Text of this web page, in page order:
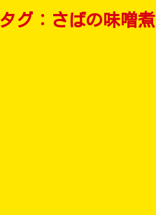
タグ：さばの味噌煮